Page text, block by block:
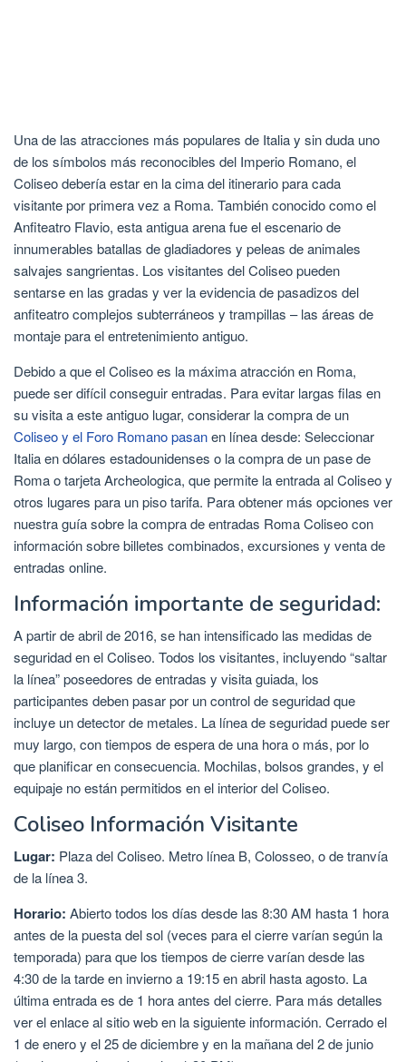
Una de las atracciones más populares de Italia y sin duda uno
de los símbolos más reconocibles del Imperio Romano, el
Coliseo debería estar en la cima del itinerario para cada
visitante por primera vez a Roma. También conocido como el
Anfiteatro Flavio, esta antigua arena fue el escenario de
innumerables batallas de gladiadores y peleas de animales
salvajes sangrientas. Los visitantes del Coliseo pueden
sentarse en las gradas y ver la evidencia de pasadizos del
anfiteatro complejos subterráneos y trampillas – las áreas de
montaje para el entretenimiento antiguo.
Debido a que el Coliseo es la máxima atracción en Roma,
puede ser difícil conseguir entradas. Para evitar largas filas en
su visita a este antiguo lugar, considerar la compra de un
Coliseo y el Foro Romano pasanen línea desde: Seleccionar
Italia en dólares estadounidenses o la compra de un pase de
Roma o tarjeta Archeologica, que permite la entrada al Coliseo y
otros lugares para un piso tarifa. Para obtener más opciones ver
nuestra guía sobre la compra de entradas Roma Coliseo con
información sobre billetes combinados, excursiones y venta de
entradas online.
Información importante de seguridad:
A partir de abril de 2016, se han intensificado las medidas de
seguridad en el Coliseo. Todos los visitantes, incluyendo “saltar
la línea” poseedores de entradas y visita guiada, los
participantes deben pasar por un control de seguridad que
incluye un detector de metales. La línea de seguridad puede ser
muy largo, con tiempos de espera de una hora o más, por lo
que planificar en consecuencia. Mochilas, bolsos grandes, y el
equipaje no están permitidos en el interior del Coliseo.
Coliseo Información Visitante
Lugar: Plaza del Coliseo. Metro línea B, Colosseo, o de tranvía
de la línea 3.
Horario: Abierto todos los días desde las 8:30 AM hasta 1 hora
antes de la puesta del sol (veces para el cierre varían según la
temporada) para que los tiempos de cierre varían desde las
4:30 de la tarde en invierno a 19:15 en abril hasta agosto. La
última entrada es de 1 hora antes del cierre. Para más detalles
ver el enlace al sitio web en la siguiente información. Cerrado el
1 de enero y el 25 de diciembre y en la mañana del 2 de junio